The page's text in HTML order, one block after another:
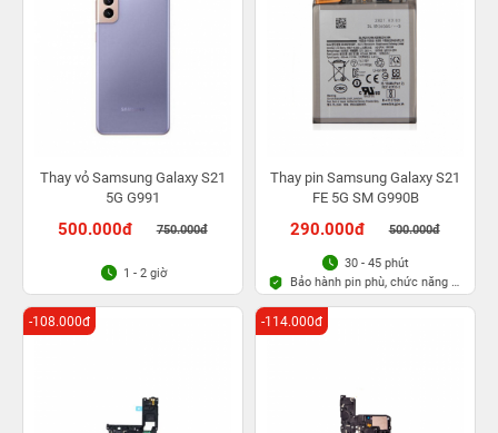
Thay vỏ Samsung Galaxy S21
5G G991
500.000đ 750.000đ
1 - 2 giờ
Thay pin Samsung Galaxy S21
FE 5G SM G990B
290.000đ 500.000đ
30 - 45 phút
Bảo hành pin phù, chức năng 6
tháng
-108.000đ -114.000đ